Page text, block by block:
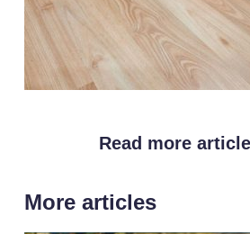
Read more
More articles